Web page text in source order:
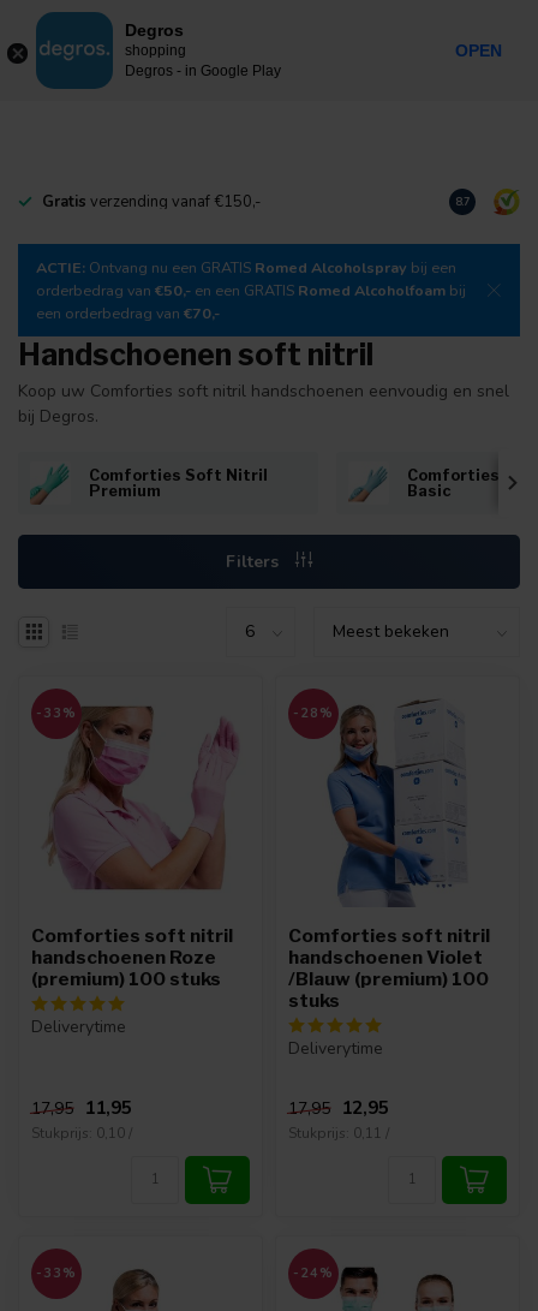
MENU
Gratis verzending vanaf €150,- Download
8.7
ACTIE: Ontvang nu een GRATIS Romed Alcoholspray bij een
orderbedrag van €50,- en een GRATIS Romed Alcoholfoam bij
een orderbedrag van €70,-
Handschoenen soft nitril
Koop uw Comforties soft nitril handschoenen eenvoudig en snel
bij Degros.
Comforties Soft Nitril
Premium
Comforties
Basic
Filters
-33%
Comforties soft nitril
handschoenen Roze
(premium) 100 stuks
Deliverytime
17,95 11,95
Stukprijs: 0,10 /
-28%
Comforties soft nitril
handschoenen Violet
/Blauw (premium) 100
stuks
Deliverytime
17,95 12,95
Stukprijs: 0,11 /
-33% -24%
Degros
shopping
Degros - in Google Play
OPEN